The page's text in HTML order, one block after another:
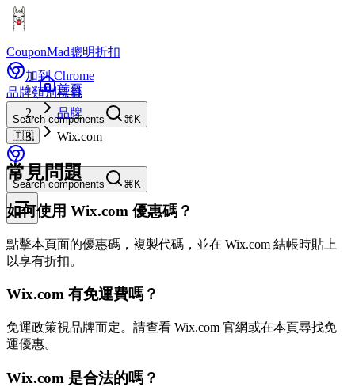
CouponMad聰明折扣
加到 Chrome
品牌類別標籤
Search components
⌘K
🇹🇼
Search components ⌘K
首頁
品牌
Wix.com
常見問題
如何使用 Wix.com 優惠碼？
點擊本頁面的優惠碼，複製代碼，並在 Wix.com 結帳時貼上
以享有折扣。
Wix.com 有免運費嗎？
免運政策視品牌而定。請查看 Wix.com 官網或在本頁尋找免
運優惠。
Wix.com 是合法的嗎？